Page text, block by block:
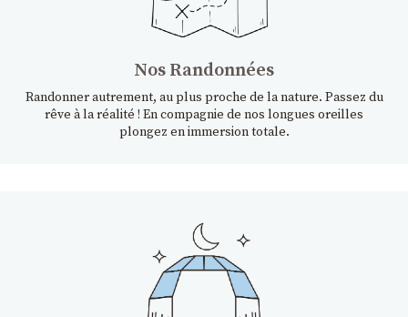
Nos Randonnées
Randonner autrement, au plus proche de la nature. Passez du
rêve à la réalité ! En compagnie de nos longues oreilles
plongez en immersion totale.